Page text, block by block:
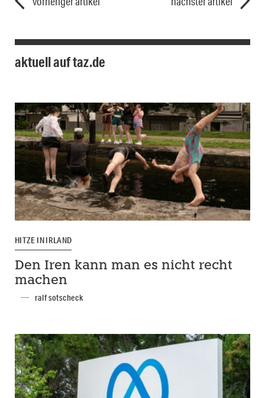
aktuell auf taz.de
HITZE IN IRLAND
Den Iren kann man es nicht recht
machen
ralf sotscheck